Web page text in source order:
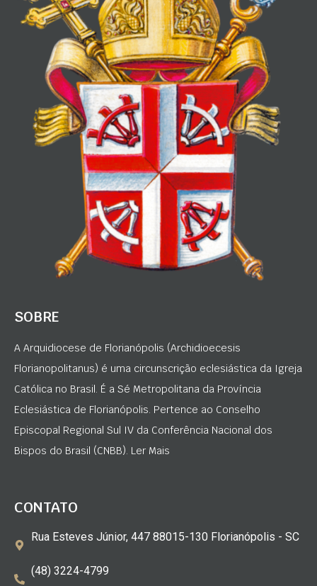
SOBRE
A Arquidiocese de Florianópolis (Archidioecesis
Florianopolitanus) é uma circunscrição eclesiástica da Igreja
Católica no Brasil. É a Sé Metropolitana da Província
Eclesiástica de Florianópolis. Pertence ao Conselho
Episcopal Regional Sul IV da Conferência Nacional dos
Bispos do Brasil (CNBB). Ler Mais
CONTATO
Rua Esteves Júnior, 447 88015-130 Florianópolis - SC
(48) 3224-4799